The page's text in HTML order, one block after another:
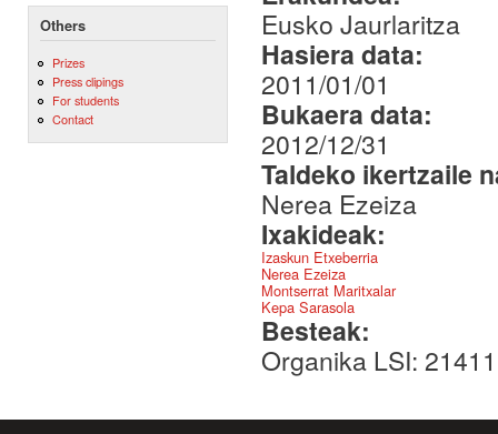
Others
Prizes
Press clipings
For students
Contact
Eusko Jaurlaritza
Hasiera data:
2011/01/01
Bukaera data:
2012/12/31
Taldeko ikertzaile
Nerea Ezeiza
Ixakideak:
Izaskun Etxeberria
Nerea Ezeiza
Montserrat Maritxalar
Kepa Sarasola
Besteak:
Organika LSI: